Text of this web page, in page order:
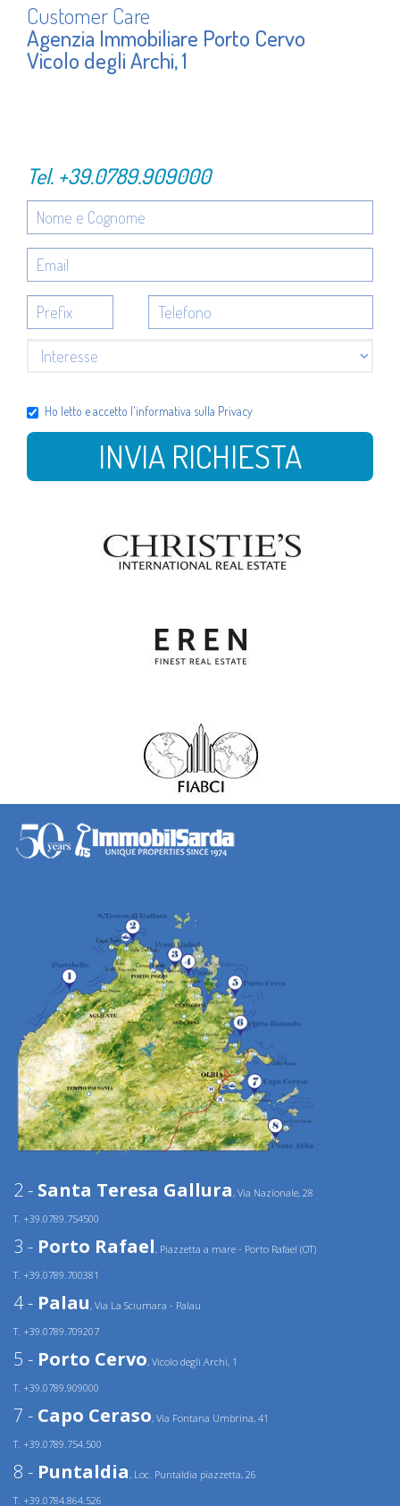
Customer Care
Agenzia Immobiliare Porto Cervo
Vicolo degli Archi, 1
Tel. +39.0789.909000
Ho letto e accetto l'informativa sulla Privacy
INVIA RICHIESTA
2 - Santa Teresa Gallura, Via Nazionale, 28
T. +39.0789.754500
3 - Porto Rafael, Piazzetta a mare - Porto Rafael (OT)
T. +39.0789.700381
4 - Palau, Via La Sciumara - Palau
T. +39.0789.709207
5 - Porto Cervo, Vicolo degli Archi, 1
T. +39.0789.909000
7 - Capo Ceraso, Via Fontana Umbrina, 41
T. +39.0789.754.500
8 - Puntaldia, Loc. Puntaldia piazzetta, 26
T. +39.0784.864.526